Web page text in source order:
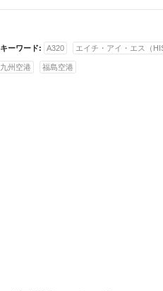
キーワード: A320 エイチ・アイ・エス（
九州空港 福島空港